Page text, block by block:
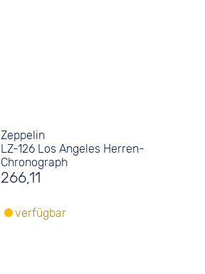
Zeppelin
LZ-126 Los Angeles Herren-
Chronograph
266,11
verfügbar